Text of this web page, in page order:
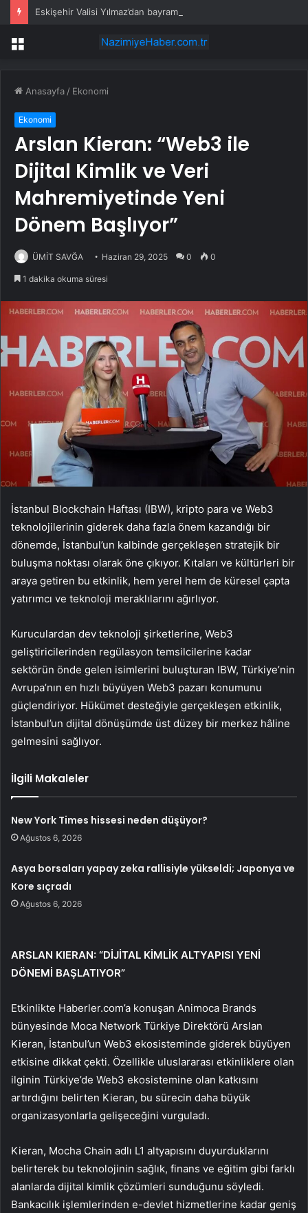
Menü
Anasayfa / Ekonomi
Ekonomi
Arslan Kieran: “Web3 ile
Dijital Kimlik ve Veri
Mahremiyetinde Yeni
Dönem Başlıyor”
ÜMİT SAVĞA Haziran 29, 2025 0 0
1 dakika okuma süresi
İstanbul Blockchain Haftası (IBW), kripto para ve Web3
teknolojilerinin giderek daha fazla önem kazandığı bir
dönemde, İstanbul’un kalbinde gerçekleşen stratejik bir
buluşma noktası olarak öne çıkıyor. Kıtaları ve kültürleri bir
araya getiren bu etkinlik, hem yerel hem de küresel çapta
yatırımcı ve teknoloji meraklılarını ağırlıyor.
Kuruculardan dev teknoloji şirketlerine, Web3
geliştiricilerinden regülasyon temsilcilerine kadar
sektörün önde gelen isimlerini buluşturan IBW, Türkiye’nin
Avrupa’nın en hızlı büyüyen Web3 pazarı konumunu
güçlendiriyor. Hükümet desteğiyle gerçekleşen etkinlik,
İstanbul’un dijital dönüşümde üst düzey bir merkez hâline
gelmesini sağlıyor.
İlgili Makaleler
New York Times hissesi neden düşüyor?
Ağustos 6, 2026
Asya borsaları yapay zeka rallisiyle yükseldi; Japonya ve
Kore sıçradı
Ağustos 6, 2026
ARSLAN KIERAN: “DİJİTAL KİMLİK ALTYAPISI YENİ
DÖNEMİ BAŞLATIYOR”
Etkinlikte Haberler.com’a konuşan Animoca Brands
bünyesinde Moca Network Türkiye Direktörü Arslan
Kieran, İstanbul’un Web3 ekosisteminde giderek büyüyen
etkisine dikkat çekti. Özellikle uluslararası etkinliklere olan
ilginin Türkiye’de Web3 ekosistemine olan katkısını
artırdığını belirten Kieran, bu sürecin daha büyük
organizasyonlarla gelişeceğini vurguladı.
Kieran, Mocha Chain adlı L1 altyapısını duyurduklarını
belirterek bu teknolojinin sağlık, finans ve eğitim gibi farklı
alanlarda dijital kimlik çözümleri sunduğunu söyledi.
Bankacılık işlemlerinden e-devlet hizmetlerine kadar geniş